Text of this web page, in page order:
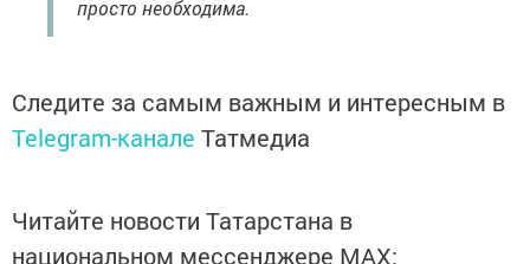
просто необходима.
Следите за самым важным и интересным в
Telegram-канале Татмедиа
Читайте новости Татарстана в
национальном мессенджере MАХ: